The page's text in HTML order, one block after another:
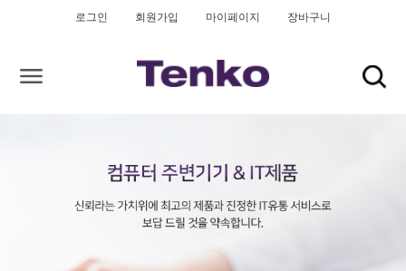
로그인 회원가입 마이페이지 장바구니